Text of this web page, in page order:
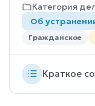
Категория
Об
Гражданское
Краткое